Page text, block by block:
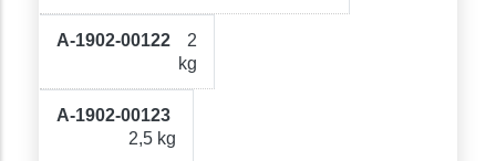
2
kg
2,5 kg